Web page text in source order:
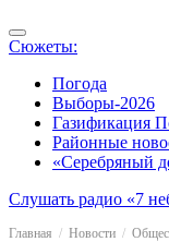
Сюжеты:
Погода
Выборы-2026
Газификация
Районные
«Серебряный
Слушать радио «7
Главная Новости